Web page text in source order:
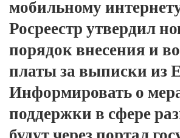
мобильному
Росреестр утвердил
порядок внесения и
платы за выписки из
Информировать о
поддержки в сфере